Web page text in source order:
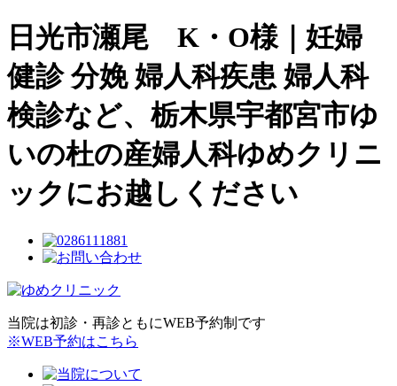
日光市瀬尾 K・O様｜妊婦
健診 分娩 婦人科疾患 婦人科
検診など、栃木県宇都宮市ゆ
いの杜の産婦人科ゆめクリニ
ックにお越しください
当院は初診・再診ともにWEB予約制です
※WEB予約はこちら